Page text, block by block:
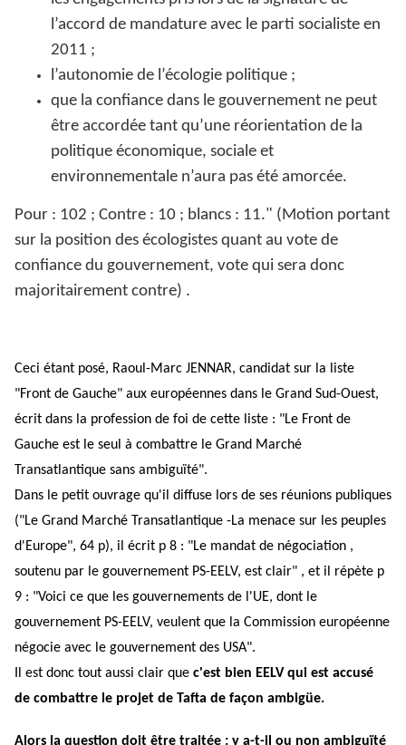
l’accord de mandature avec le parti socialiste en
2011 ;
l’autonomie de l’écologie politique ;
que la confiance dans le gouvernement ne peut
être accordée tant qu’une réorientation de la
politique économique, sociale et
environnementale n’aura pas été amorcée.
Pour : 102 ; Contre : 10 ; blancs : 11." (Motion portant
sur la position des écologistes quant au vote de
confiance du gouvernement, vote qui sera donc
majoritairement contre) .
Ceci étant posé, Raoul-Marc JENNAR, candidat sur la liste
"Front de Gauche" aux européennes dans le Grand Sud-Ouest,
écrit dans la profession de foi de cette liste : "Le Front de
Gauche est le seul à combattre le Grand Marché
Transatlantique sans ambiguïté".
Dans le petit ouvrage qu'il diffuse lors de ses réunions publiques
("Le Grand Marché Transatlantique -La menace sur les peuples
d'Europe", 64 p), il écrit p 8 : "Le mandat de négociation ,
soutenu par le gouvernement PS-EELV, est clair" , et il répète p
9 : "Voici ce que les gouvernements de l'UE, dont le
gouvernement PS-EELV, veulent que la Commission européenne
négocie avec le gouvernement des USA".
Il est donc tout aussi clair que c'est bien EELV qui est accusé
de combattre le projet de Tafta de façon ambigüe.
Alors la question doit être traitée : y a-t-il ou non ambiguïté